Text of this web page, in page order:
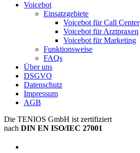
Voicebot
Einsatzgebiete
Voicebot für Call Center
Voicebot für Arztpraxen
Voicebot für Marketing
Funktionsweise
FAQs
Über uns
DSGVO
Datenschutz
Impressum
AGB
Die TENIOS GmbH ist zertifiziert
nach DIN EN ISO/IEC 27001